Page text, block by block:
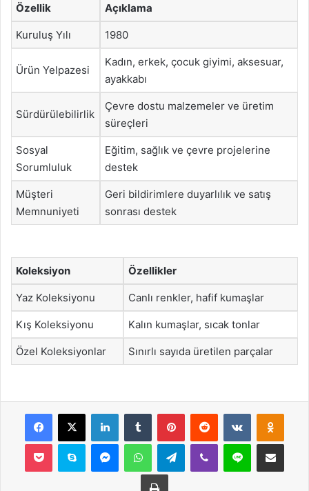
Özellik Açıklama
Kuruluş Yılı 1980
Ürün Yelpazesi
Kadın, erkek, çocuk giyimi, aksesuar,
ayakkabı
Sürdürülebilirlik
Çevre dostu malzemeler ve üretim
süreçleri
Sosyal
Sorumluluk
Eğitim, sağlık ve çevre projelerine
destek
Müşteri
Memnuniyeti
Geri bildirimlere duyarlılık ve satış
sonrası destek
Koleksiyon Özellikler
Yaz Koleksiyonu Canlı renkler, hafif kumaşlar
Kış Koleksiyonu Kalın kumaşlar, sıcak tonlar
Özel Koleksiyonlar Sınırlı sayıda üretilen parçalar
Facebook
X LinkedInTumblr PinterestReddit VKontakte
Pocket Skype MessengerWhatsAppTelegramViber Line E-Posta ile
Yazdır